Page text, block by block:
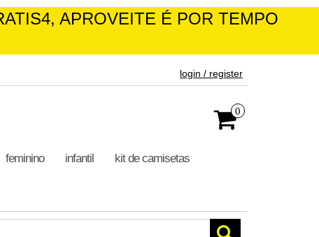
É POR TEMPO LIMITADO!
0